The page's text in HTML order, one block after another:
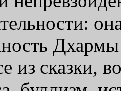
Дхармы
из сказки,